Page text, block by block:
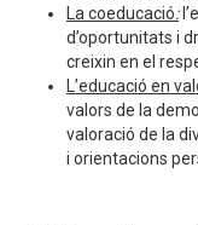
La coeducació:
d’oportunitats i
creixin en el
L’educació en
valors de la
valoració de la
i orientacions